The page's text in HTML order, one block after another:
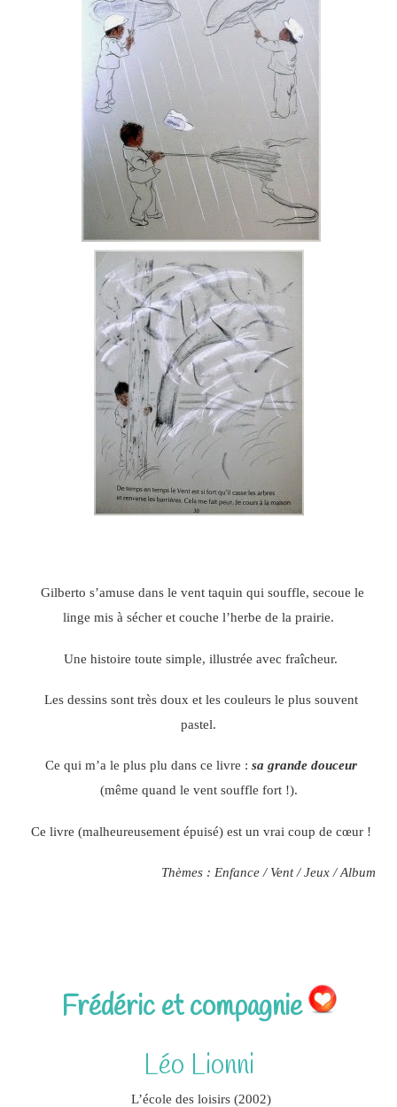
Gilberto s’amuse dans le vent taquin qui souffle, secoue le
linge mis à sécher et couche l’herbe de la prairie.
Une histoire toute simple, illustrée avec fraîcheur.
Les dessins sont très doux et les couleurs le plus souvent
pastel.
Ce qui m’a le plus plu dans ce livre : sa grande douceur
(même quand le vent souffle fort !).
Ce livre (malheureusement épuisé) est un vrai coup de cœur !
Thèmes : Enfance / Vent / Jeux / Album
Frédéric et compagnie
Léo Lionni
L’école des loisirs (2002)